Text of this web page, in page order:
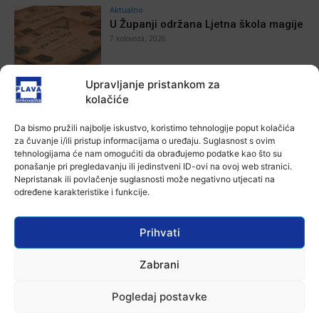
Upravljanje pristankom za
kolačiće
Da bismo pružili najbolje iskustvo, koristimo tehnologije poput kolačića
za čuvanje i/ili pristup informacijama o uređaju. Suglasnost s ovim
tehnologijama će nam omogućiti da obrađujemo podatke kao što su
ponašanje pri pregledavanju ili jedinstveni ID-ovi na ovoj web stranici.
Nepristanak ili povlačenje suglasnosti može negativno utjecati na
određene karakteristike i funkcije.
Prihvati
Zabrani
Pogledaj postavke
Aktualno
U Županji održana Ljetna škola magije
7 kolovoza, 2026
Aktualno
Zbog niskog vodostaja otežana
6 kolovoza, 2026
Aktualno
Krimići, trileri, ljubavne priče i
povijesna fikcija najtraženiji su
6 kolovoza, 2026
Iz Vinkovačkog vodovoda i
tlaka u vodovodnoj mreži